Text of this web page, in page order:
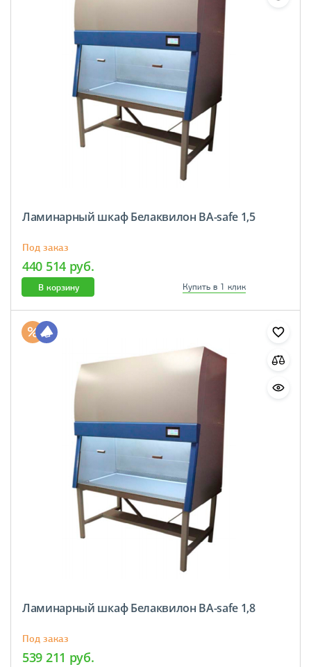
Ламинарный шкаф Белаквилон BA-safe 1,5
Под заказ
440 514 руб.
В корзину Купить в 1 клик
Ламинарный шкаф Белаквилон BA-safe 1,8
Под заказ
539 211 руб.